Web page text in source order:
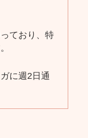
ており、特
に週2日通